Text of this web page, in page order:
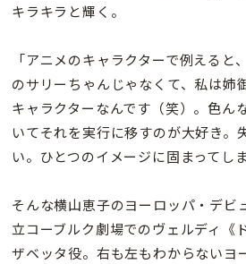
キラキラと輝く。
「アニメのキャラクターで例えると
のサリーちゃんじゃなくて、私は姉
キャラクターなんです（笑）。色ん
いてそれを実行に移すのが大好き。
い。ひとつのイメージに固まってし
そんな横山恵子のヨーロッパ・デビ
立コーブルク劇場でのヴェルディ《
ザベッタ役。右も左もわからないヨ